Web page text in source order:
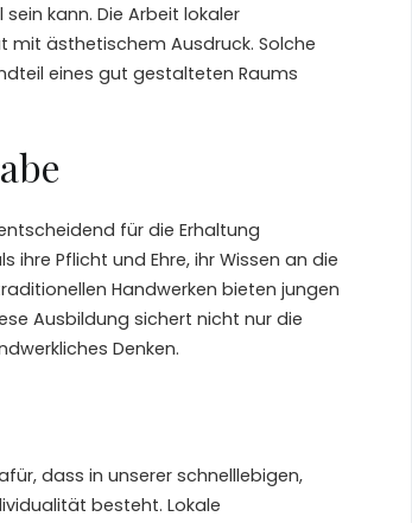
kann. Die Arbeit lokaler
mit ästhetischem Ausdruck. Solche
eines gut gestalteten Raums
für die Erhaltung
ihre Pflicht und Ehre, ihr Wissen an die
Handwerken bieten jungen
Ausbildung sichert nicht nur die
Denken.
dass in unserer schnelllebigen,
besteht. Lokale